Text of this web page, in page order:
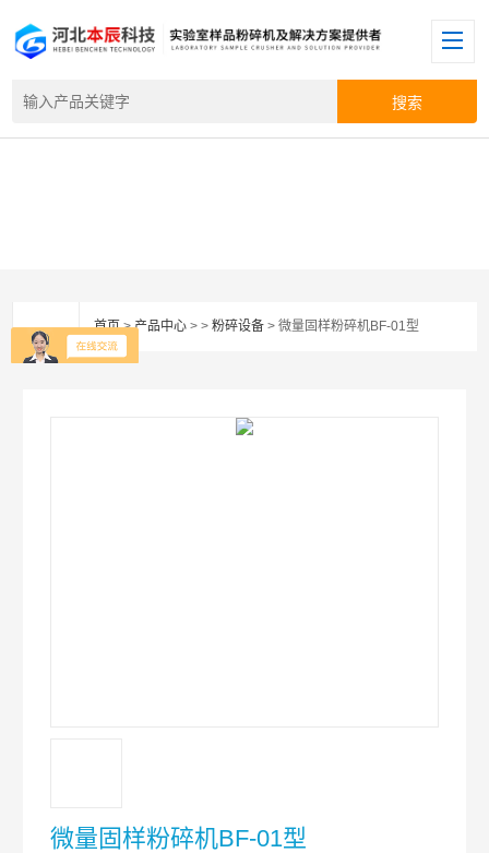
首页>产品中心 > >粉碎设备 > 微量固样粉碎机BF-01型
微量固样粉碎机BF-01型